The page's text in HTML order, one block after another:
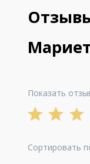
Показать
Сортировать